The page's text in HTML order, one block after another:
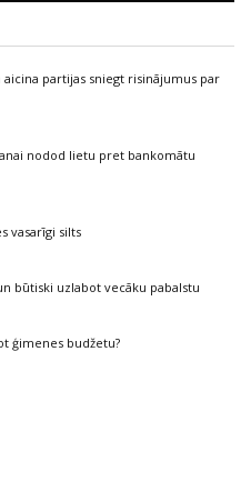
partijas sniegt risinājumus par
nodod lietu pret bankomātu
vasarīgi silts
būtiski uzlabot vecāku pabalstu
ģimenes budžetu?